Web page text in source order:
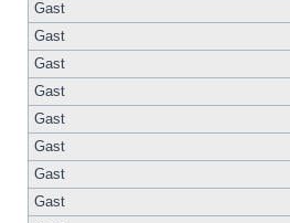
Gast
Gast
Gast
Gast
Gast
Gast
Gast
Gast